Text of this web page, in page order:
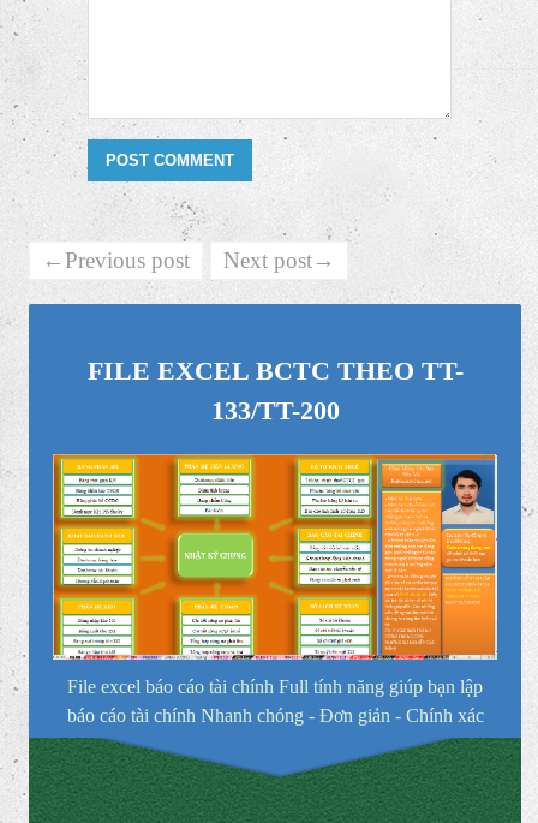
Save my name, email, and website in this
browser for the next time I comment.
Comment
←Previous post Next post→
FILE EXCEL BCTC THEO TT-
133/TT-200